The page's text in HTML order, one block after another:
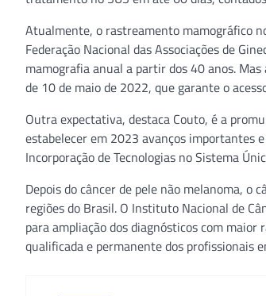
Atualmente, o rastreamento mamográfico
Federação Nacional das Associações de
mamografia anual a partir dos 40 anos.
de 10 de maio de 2022, que garante o
Outra expectativa, destaca Couto, é a
estabelecer em 2023 avanços importantes
Incorporação de Tecnologias no Sistema
Depois do câncer de pele não melanoma, o
regiões do Brasil. O Instituto Nacional de
para ampliação dos diagnósticos com
qualificada e permanente dos profissionais